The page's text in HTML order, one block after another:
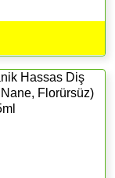
Hassas Diş
Florürsüz)